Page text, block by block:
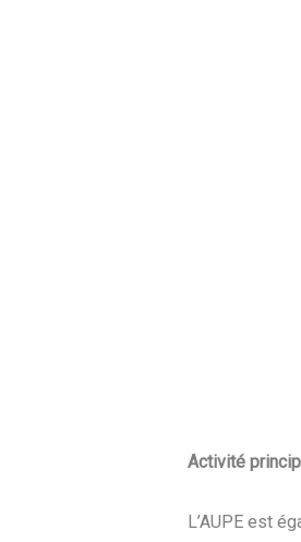
Activité
L’AUPE est